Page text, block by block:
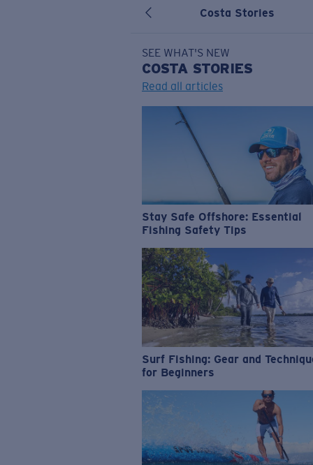
Costa Stories
SEE WHAT'S NEW
COSTA STORIES
Read all articles
Stay Safe Offshore: Essential
Fishing Safety Tips
Surf Fishing: Gear and
for Beginners